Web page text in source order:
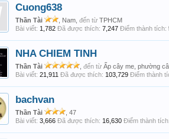
Cuong638
Thần Tài , Nam, đến từ TPHCM
Bài viết: 1,782 Đã được thích: 7,247 Điểm thành tích:
NHA CHIEM TINH
Thần Tài đến từ Ấp cây me, phường
Bài viết: 21,911 Đã được thích: 103,729 Điểm thành
bachvan
Thần Tài
, 47
Bài viết: 3,666 Đã được thích: 16,630 Điểm thành tích: